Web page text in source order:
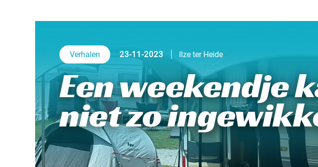
Verhalen 23-11-2023 Ilze ter Heide
Een weekendje
niet zo